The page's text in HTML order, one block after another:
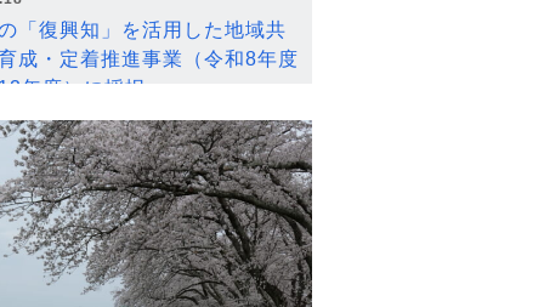
「復興知」を活用した地域共
成・定着推進事業（令和8年度
年度）に採択